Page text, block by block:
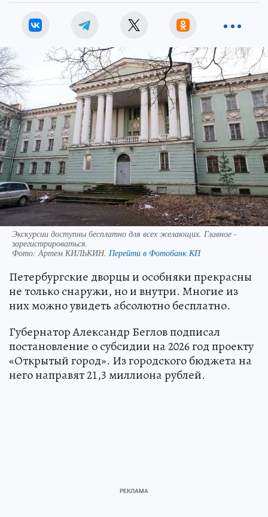
Экскурсии доступны бесплатно для всех желающих. Главное -
зарегистрироваться.
Фото: Артем КИЛЬКИН. Перейти в Фотобанк КП
Петербургские дворцы и особняки прекрасны
не только снаружи, но и внутри. Многие из
них можно увидеть абсолютно бесплатно.
Губернатор Александр Беглов подписал
постановление о субсидии на 2026 год проекту
«Открытый город». Из городского бюджета на
него направят 21,3 миллиона рублей.